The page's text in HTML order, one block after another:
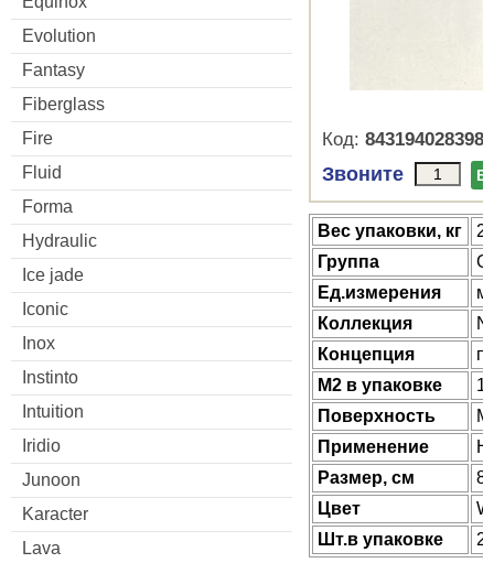
Evolution
Fantasy
Fiberglass
Fire
Fluid
Forma
Hydraulic
Ice jade
Iconic
Inox
Instinto
Intuition
Iridio
Junoon
Karacter
Lava
Код: 8431940283987
Звоните В
Веc упаковки, кг
Группа
Ед.измерения
Коллекция
Концепция
М2 в упаковке
Поверхность
Применение
Размер, см
Цвет
Шт.в упаковке
2